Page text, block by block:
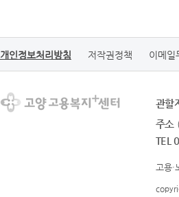
개인정보처리방침 저작권정책 이메일
관할
주소
TEL
고용·